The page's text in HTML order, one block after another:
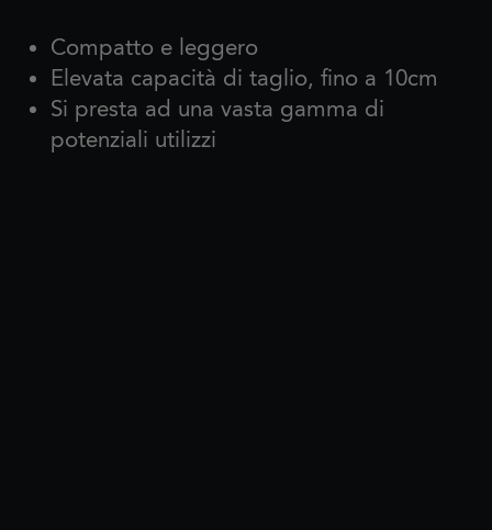
Compatto e leggero
Elevata capacità di taglio, fino a 10cm
Si presta ad una vasta gamma di
potenziali utilizzi